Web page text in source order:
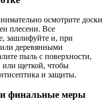
осмотрите доски
плесени. Все
зашлифуйте и, при
или деревянными
пыль с поверхности,
или щеткой, чтобы
и защиты.
и финальные меры